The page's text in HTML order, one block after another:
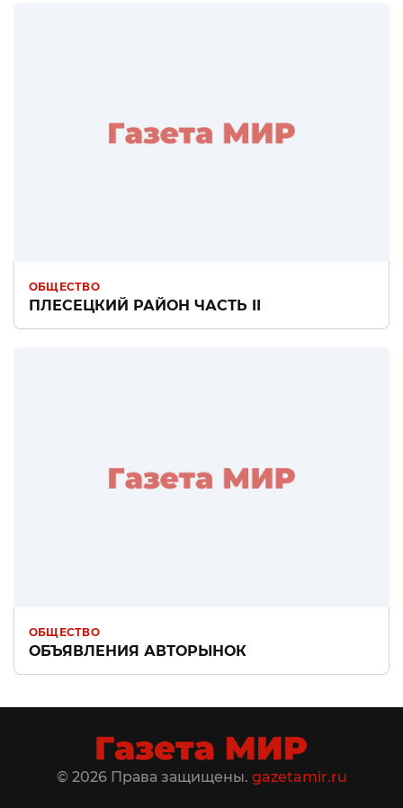
ОБЩЕСТВО
ПЛЕСЕЦКИЙ РАЙОН ЧАСТЬ II
ОБЩЕСТВО
ОБЪЯВЛЕНИЯ АВТОРЫНОК
© 2026 Права защищены. gazetamir.ru